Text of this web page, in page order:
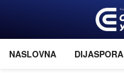
NASLOVNA DIJASPORA